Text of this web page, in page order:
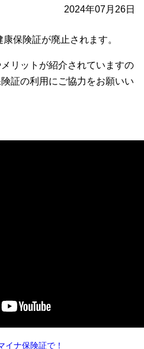
2024年07月26日
保険証が廃止されます。
リットが紹介されていますの
証の利用にご協力をお願いい
イナ保険証で！